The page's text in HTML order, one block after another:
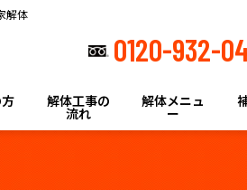
解体
0120-932-
解体工事の
流れ
解体メニュ
ー